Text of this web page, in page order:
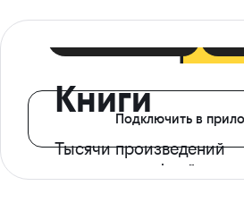
Книги
Тысячи произведений
с доступом офлайн
Подключить в